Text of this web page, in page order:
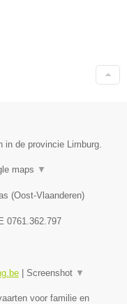
de provincie Limburg.
maps ▼
(Oost-Vlaanderen)
0761.362.797
| Screenshot ▼
voor familie en